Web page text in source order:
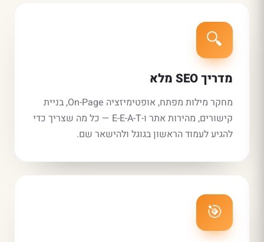
🔍
מדריך SEO מלא
מחקר מילות מפתח, אופטימיזציה On-Page, בניית
קישורים, מהירות אתר ו-E-E-A-T — כל מה שצריך כדי
להגיע לעמוד הראשון בגוגל ולהישאר שם.
🎯